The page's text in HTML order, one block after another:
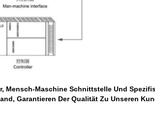
Mensch-Maschine Schnittstelle Und
Garantieren Der Qualität Zu Unseren